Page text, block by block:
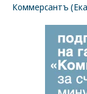
Коммерсантъ